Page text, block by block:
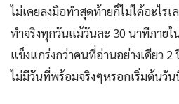
ไม่เคยลงมือทำสุดท้ายก็ไม่ได้อะไร
ทำจริงทุกวันแม้วันละ 30 นาทีภาย
แข็งแกร่งกว่าคนที่อ่านอย่างเดียว 2
ไม่มีวันที่พร้อมจริงๆหรอกเริ่มต้นวัน